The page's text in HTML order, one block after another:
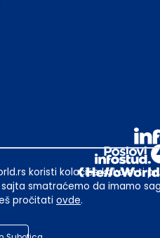
koristi kolačiće kako bi ti
smatraćemo da imamo
pročitati ovde.